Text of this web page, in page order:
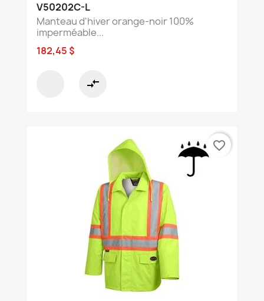
V50202C-L
Manteau d'hiver orange-noir 100%
imperméable...
182,45 $
compare_arrows
favorite_border